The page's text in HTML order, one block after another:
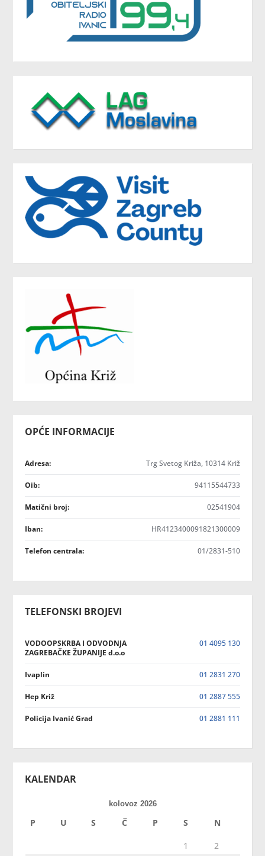
OPĆE INFORMACIJE
Adresa: Trg Svetog Križa, 10314 Križ
Oib: 94115544733
Matični broj: 02541904
Iban: HR4123400091821300009
Telefon centrala: 01/2831-510
TELEFONSKI BROJEVI
VODOOPSKRBA I ODVODNJA
ZAGREBAČKE ŽUPANIJE d.o.o
01 4095 130
Ivaplin 01 2831 270
Hep Križ 01 2887 555
Policija Ivanić Grad 01 2881 111
KALENDAR
kolovoz 2026
P U S Č P S N
1
2